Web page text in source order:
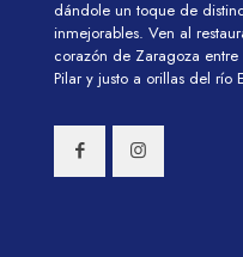
dándole un toque de
inmejorables. Ven al
corazón de Zaragoza
Pilar y justo a orillas del río